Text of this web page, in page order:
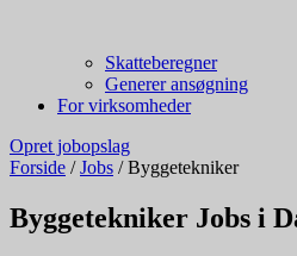
Skatteberegner
Generer ansøgning
For virksomheder
Opret jobopslag
Forside / Jobs / Byggetekniker
Byggetekniker Jobs i